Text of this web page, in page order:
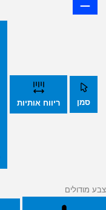
סמן ריווח אותיות
צבע מודולים